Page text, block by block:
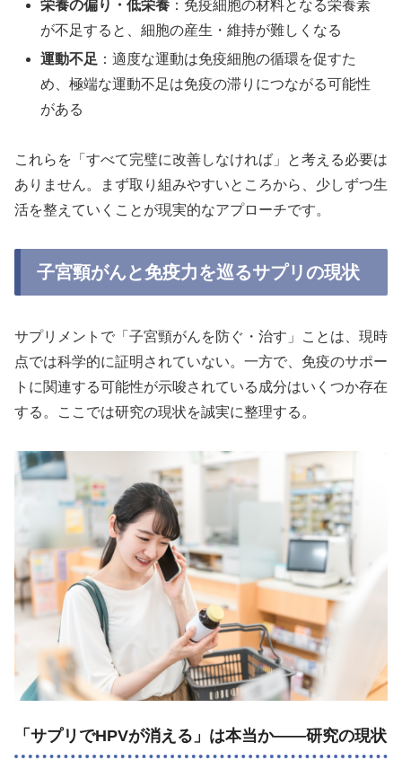
栄養の偏り・低栄養 ：免疫細胞の材料となる栄養素
が不足すると、細胞の産生・維持が難しくなる
運動不足 ：適度な運動は免疫細胞の循環を促すた
め、極端な運動不足は免疫の滞りにつながる可能性
がある
これらを「すべて完璧に改善しなければ」と考える必要は
ありません。まず取り組みやすいところから、少しずつ生
活を整えていくことが現実的なアプローチです。
子宮頸がんと免疫力を巡るサプリの現状
サプリメントで「子宮頸がんを防ぐ・治す」ことは、現時
点では科学的に証明されていない。一方で、免疫のサポー
トに関連する可能性が示唆されている成分はいくつか存在
する。ここでは研究の現状を誠実に整理する。
「サプリでHPVが消える」は本当か——研究の現状